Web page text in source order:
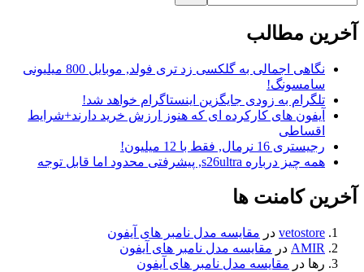
آخرین مطالب
نگاهی اجمالی به گلکسی زد تری فولد, موبایل 800 میلیونی
سامسونگ!
تلگرام به زودی جایگزین اینستاگرام خواهد شد!
آیفون های کارکرده ای که هنوز ارزش خرید دارند+شرایط
اقساطی
رجیستری 16 نرمال, فقط با 12 میلیون!
همه چیز درباره s26ultra, پیشرفتی محدود اما قابل توجه
آخرین کامنت ها
vetostore در مقایسه مدل نامبر های آیفون
AMIR در مقایسه مدل نامبر های آیفون
رها در مقایسه مدل نامبر های آیفون